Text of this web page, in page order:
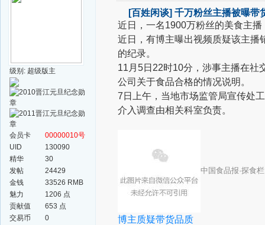
级别: 超级版主
会员卡
00000010号
UID
130090
精华
30
发帖
24429
金钱
33526 RMB
魅力
1206 点
贡献值
653 点
交易币
0
[百姓闲谈] 千万粉丝主播被曝带
近日，一名1900万粉丝的美食主
近日，有博主曝出视频质疑该主播
的纪录。
11月5日22时10分，涉事主播在社
公司关于食品合格的情况说明。
7日上午，当地市场监管局宣传处
介入调查由相关科室负责。
中国食品报·探食
博主质疑带货品质